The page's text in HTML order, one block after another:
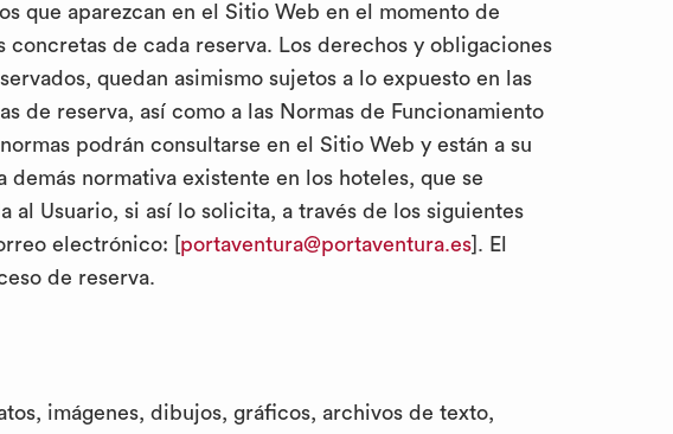
que aparezcan en el Sitio Web en el momento de
de cada reserva. Los derechos y obligaciones
quedan asimismo sujetos a lo expuesto en las
de reserva, así como a las Normas de Funcionamiento
podrán consultarse en el Sitio Web y están a su
normativa existente en los hoteles, que se
Usuario, si así lo solicita, a través de los siguientes
electrónico: [portaventura@portaventura.es]. El
de reserva.
imágenes, dibujos, gráficos, archivos de texto,